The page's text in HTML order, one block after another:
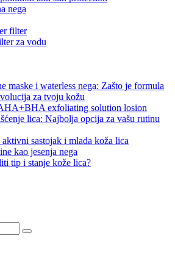
nega
filter
za vodu
maske i waterless nega: Zašto je formula
za tvoju kožu
exfoliating solution losion
lica: Najbolja opcija za vašu rutinu
sastojak i mlada koža lica
kao jesenja nega
tip i stanje kože lica?